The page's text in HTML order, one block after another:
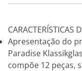
CARACTERÍSTICAS
Apresentação do
Paradise
compõe 12 peças,